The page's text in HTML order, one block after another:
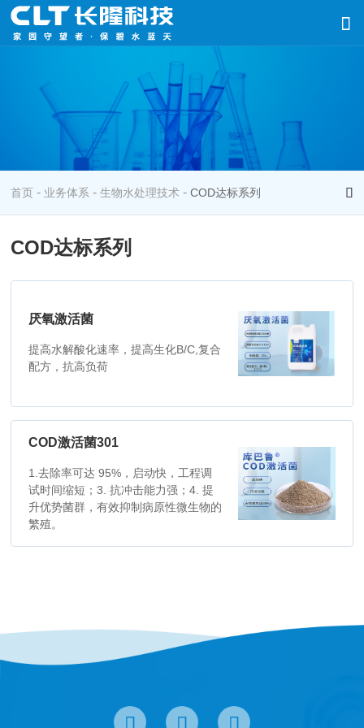
首页 - 业务体系 -生物水处理技术 -COD达标系列
COD达标系列
厌氧激活菌
提高水解酸化速率，提高生化B/C,复合
配方，抗高负荷
COD激活菌301
1.去除率可达 95%，启动快，工程调
试时间缩短；3. 抗冲击能力强；4. 提
升优势菌群，有效抑制病原性微生物的
繁殖。